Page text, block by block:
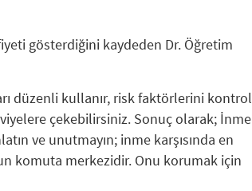
gösterdiğini kaydeden Dr. Öğretim
düzenli kullanır, risk faktörlerini kontrol
çekebilirsiniz. Sonuç olarak; İnme
ve unutmayın; inme karşısında en
komuta merkezidir. Onu korumak için